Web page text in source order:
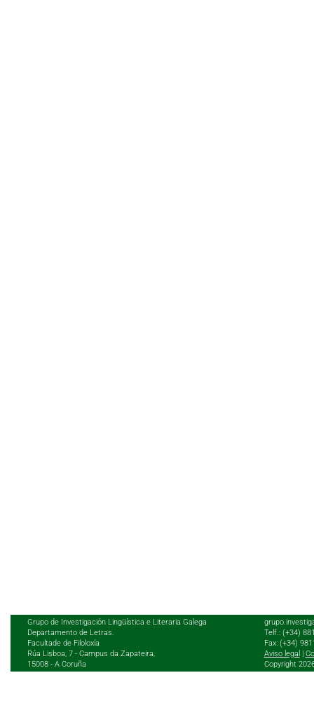
Grupo de Investigación Lingüística e Literaria Galega
Departamento de Letras.
Facultade de Filoloxía
Rúa Lisboa, 7 - Campus da Zapateira,
15008 - A Coruña
Telf.: (+34)
Fax: (+34)
Aviso legal
Copyright